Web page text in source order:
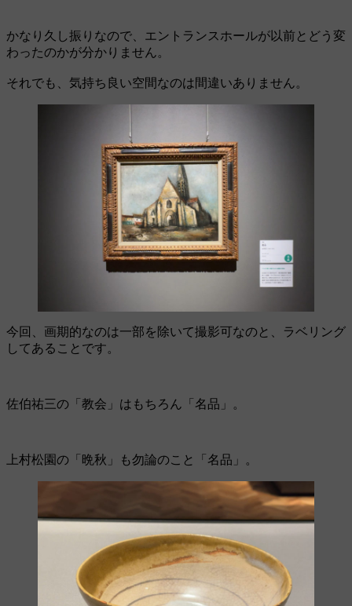
かなり久し振りなので、エントランスホールが以前とどう変
わったのかが分かりません。
それでも、気持ち良い空間なのは間違いありません。
今回、画期的なのは一部を除いて撮影可なのと、ラベリング
してあることです。
佐伯祐三の「教会」はもちろん「名品」。
上村松園の「晩秋」も勿論のこと「名品」。